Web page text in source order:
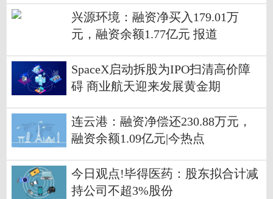
兴源环境：融资净买入179.01万
元，融资余额1.77亿元 报道
SpaceX启动拆股为IPO扫清高价障
碍 商业航天迎来发展黄金期
连云港：融资净偿还230.88万元，
融资余额1.09亿元|今热点
今日观点!毕得医药：股东拟合计减
持公司不超3%股份